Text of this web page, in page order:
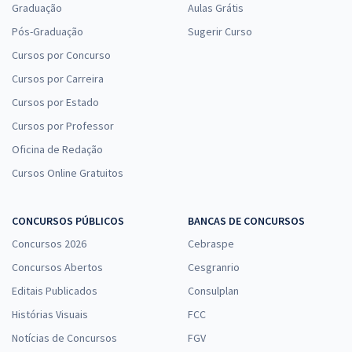
Graduação
Pós-Graduação
Cursos por Concurso
Cursos por Carreira
Cursos por Estado
Cursos por Professor
Oficina de Redação
Cursos Online Gratuitos
Aulas Grátis
Sugerir Curso
CONCURSOS PÚBLICOS
Concursos 2026
Concursos Abertos
Editais Publicados
Histórias Visuais
Notícias de Concursos
BANCAS DE CONCURSOS
Cebraspe
Cesgranrio
Consulplan
FCC
FGV